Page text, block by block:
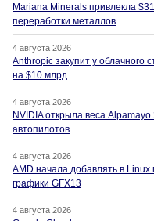
Mariana Minerals привлекла
переработки металлов
4 августа 2026
Anthropic закупит у облачного
на $10 млрд
4 августа 2026
NVIDIA открыла веса
автопилотов
4 августа 2026
AMD начала добавлять в
графики GFX13
4 августа 2026